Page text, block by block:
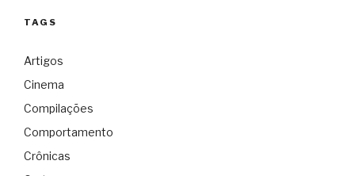
TAGS
Artigos
Cinema
Compilações
Comportamento
Crônicas